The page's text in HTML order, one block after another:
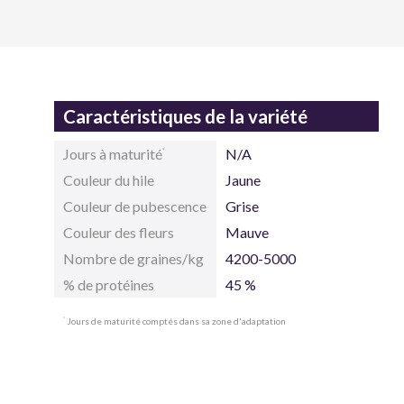
Caractéristiques de la variété
Jours à maturité*
N/A
Couleur du hile
Jaune
Couleur de pubescence
Grise
Couleur des fleurs
Mauve
Nombre de graines/kg
4200-5000
% de protéines
45 %
* Jours de maturité comptés dans sa zone d'adaptation